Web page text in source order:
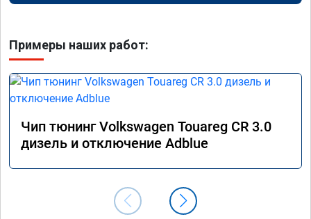
Примеры наших работ:
Чип тюнинг Volkswagen Touareg CR 3.0
дизель и отключение Adblue